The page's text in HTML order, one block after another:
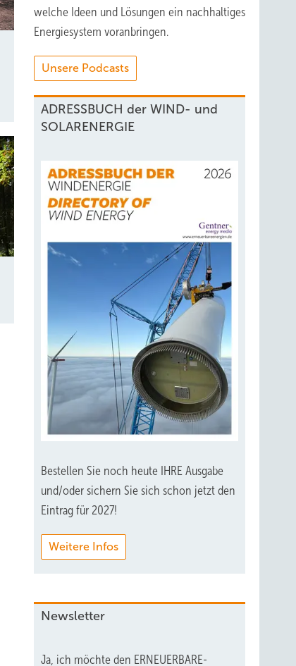
welche Ideen und Lösungen ein nachhaltiges
Energiesystem voranbringen.
Unsere Podcasts
ADRESSBUCH der WIND- und
SOLARENERGIE
Bestellen Sie noch heute IHRE Ausgabe
und/oder sichern Sie sich schon jetzt den
Eintrag für 2027!
Weitere Infos
Newsletter
Ja, ich möchte den ERNEUERBARE-